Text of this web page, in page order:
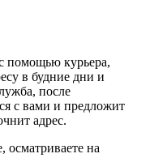
помощью курьера,
в будние дни и
после
с вами и предложит
адрес.
осматриваете на